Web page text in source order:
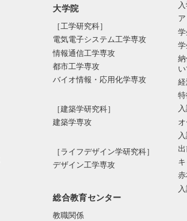
大学院
［工学研究科］
電気電⼦システム⼯学専攻
情報通信⼯学専攻
都市⼯学専攻
バイオ情報・応⽤化学専攻
［建築学研究科］
建築学専攻
［ライフデザイン学研究科］
デザイン工学専攻
総合教育センター
教職関係
赤